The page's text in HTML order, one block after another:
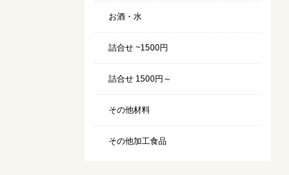
お酒・水
詰合せ ~1500円
詰合せ 1500円～
その他材料
その他加工食品